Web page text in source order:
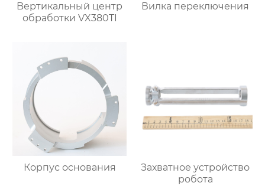
Bертикальный центр
обработки VX380TI
Вилка переключения
Корпус основания
Захватное устройство
робота